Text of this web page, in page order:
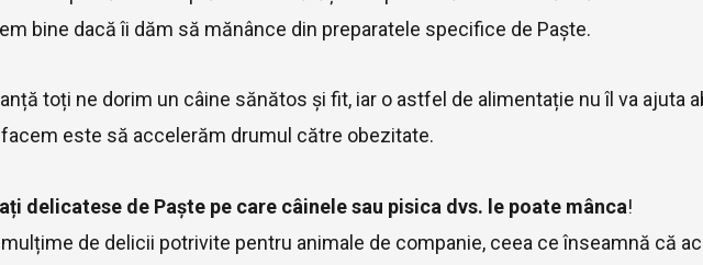
bine dacă îi dăm să mănânce din preparatele specifice de Paște.
toți ne dorim un câine sănătos și fit, iar o astfel de alimentație nu îl va ajuta
este să accelerăm drumul către obezitate.
delicatese de Paște pe care câinele sau pisica dvs. le poate mânca!
de delicii potrivite pentru animale de companie, ceea ce înseamnă că